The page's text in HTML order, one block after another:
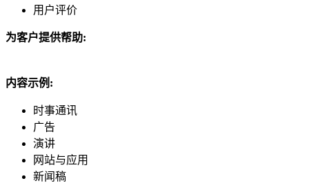
用户评价
为客户提供帮助:
内容示例:
时事通讯
广告
演讲
网站与应用
新闻稿